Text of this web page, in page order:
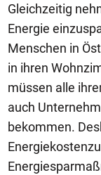
Gleichzeitig
Energie
Menschen in
in ihren
müssen alle
auch
bekommen.